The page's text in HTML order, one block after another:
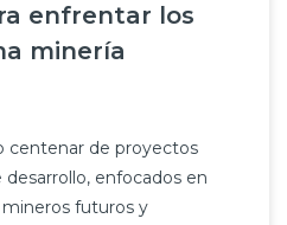
enfrentar los
minería
centenar de proyectos
enfocados en
futuros y